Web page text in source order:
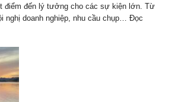
điểm đến lý tưởng cho các sự kiện lớn. Từ
nghị doanh nghiệp, nhu cầu chụp… Đọc